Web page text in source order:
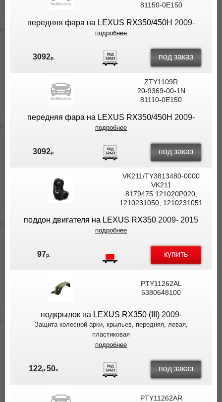
81150-0E150
передняя фара на LEXUS RX350/450H 2009-
подробнее
3092р. под заказ
ZTY1109R
20-9369-00-1N
81110-0E150
передняя фара на LEXUS RX350/450H 2009-
подробнее
3092р. под заказ
VK211/TY3813480-0000
VK211
8179475 121020P020,
1210231050, 1210231051
поддон двигателя на LEXUS RX350 2009- 2015
подробнее
97р. купить
PTY11262AL
5380648100
подкрылок на LEXUS RX350 (III)2009-
Защита колесной арки, крыльев, передняя, левая,
пластиковая
подробнее
122р. 50к. под заказ
PTY11262AR